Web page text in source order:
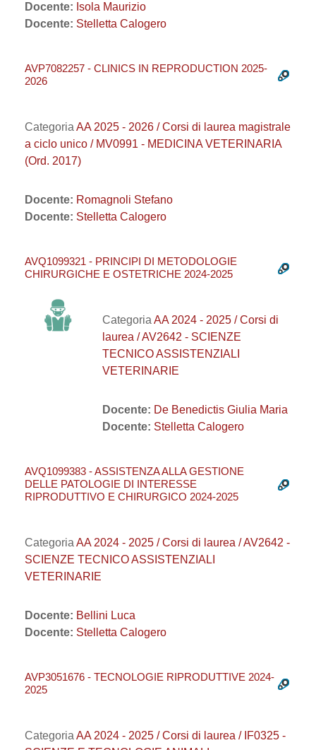
Docente: Isola Maurizio
Docente: Stelletta Calogero
AVP7082257 - CLINICS IN REPRODUCTION 2025-
2026
Categoria AA 2025 - 2026 / Corsi di laurea magistrale
a ciclo unico / MV0991 - MEDICINA VETERINARIA
(Ord. 2017)
Docente: Romagnoli Stefano
Docente: Stelletta Calogero
AVQ1099321 - PRINCIPI DI METODOLOGIE
CHIRURGICHE E OSTETRICHE 2024-2025
Categoria AA 2024 - 2025 / Corsi di
laurea / AV2642 - SCIENZE
TECNICO ASSISTENZIALI
VETERINARIE
Docente: De Benedictis Giulia Maria
Docente: Stelletta Calogero
AVQ1099383 - ASSISTENZA ALLA GESTIONE
DELLE PATOLOGIE DI INTERESSE
RIPRODUTTIVO E CHIRURGICO 2024-2025
Categoria AA 2024 - 2025 / Corsi di laurea / AV2642 -
SCIENZE TECNICO ASSISTENZIALI
VETERINARIE
Docente: Bellini Luca
Docente: Stelletta Calogero
AVP3051676 - TECNOLOGIE RIPRODUTTIVE 2024-
2025
Categoria AA 2024 - 2025 / Corsi di laurea / IF0325 -